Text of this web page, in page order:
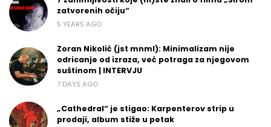
zatvorenih očiju“
5 YEARS AGO
Zoran Nikolić (jst mnml): Minimalizam nije
odricanje od izraza, već potraga za njegovom
suštinom | INTERVJU
7 DAYS AGO
„Cathedral“ je stigao: Karpenterov strip u
prodaji, album stiže u petak